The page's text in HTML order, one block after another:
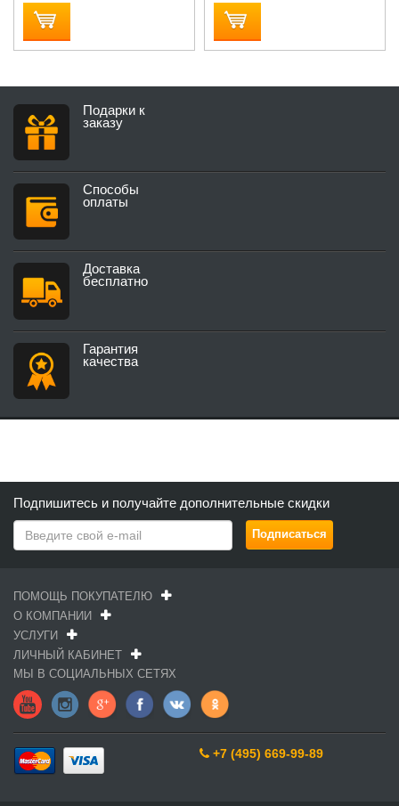
Подарки к
заказу
Способы
оплаты
Доставка
бесплатно
Гарантия
качества
Подпишитесь и получайте дополнительные скидки
ПОМОЩЬ ПОКУПАТЕЛЮ
О КОМПАНИИ
УСЛУГИ
ЛИЧНЫЙ КАБИНЕТ
МЫ В СОЦИАЛЬНЫХ СЕТЯХ
+7 (495) 669-99-89